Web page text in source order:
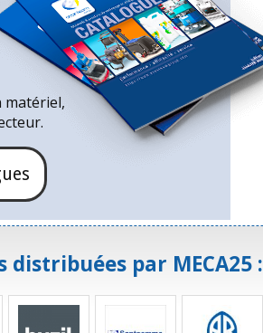
matériel,
distribuées par MECA25 :